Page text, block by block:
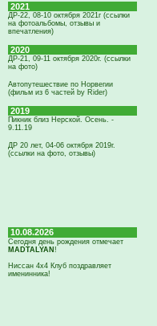
2021
ДР-22, 08-10 октября 2021г (ссылки
на фотоальбомы, отзывы и
впечатления)
2020
ДР-21, 09-11 октября 2020г. (ссылки
на фото)
Автопутешествие по Норвегии
(фильм из 6 частей by Rider)
2019
Пикник близ Нерской. Осень. -
9.11.19
ДР 20 лет, 04-06 октября 2019г.
(ссылки на фото, отзывы)
10.08.2026
Сегодня день рождения отмечает
MADTALYAN !
Ниссан 4х4 Клуб поздравляет
именинника!